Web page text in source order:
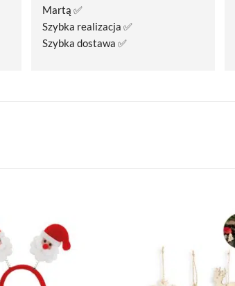
Martą ✅
Szybka realizacja ✅
Szybka dostawa ✅